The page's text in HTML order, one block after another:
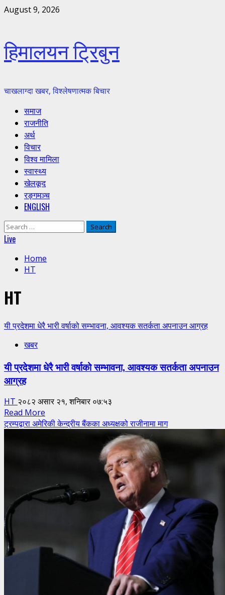
Skip
August 9, 2026
हिमालयन ट्रिबुन
चाखलाग्दा खबर, विश्लेषणात्मक बिचार
Primary
Menu
समाज
राजनीति
अर्थ
विचार
विश्व मामिला
स्वास्थ्य
खेलकूद
रङ्गमञ्च
ENGLISH
Search
for:
Live
Home
HT
HT
यी प्रदेशमा धेरै भारी वर्षाको सम्भावना, आवश्यक सतर्कता अपनाउन आग्रह
खबर
यी प्रदेशमा धेरै भारी वर्षाको सम्भावना, आवश्यक सतर्कता अपनाउन
आग्रह
HT २०८२ असार २१, शनिबार ०७:५३
Read More
more
वर्षाको
सम्भावना,
आग्रह
ट्रम्पद्वारा अमेरिकी केन्द्रीय बैंकका अध्यक्षको राजीनामा माग